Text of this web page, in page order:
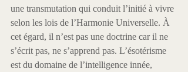
une transmutation qui conduit l’initié à vivre
selon les lois de l’Harmonie Universelle. À
cet égard, il n’est pas une doctrine car il ne
s’écrit pas, ne s’apprend pas. L’ésotérisme
est du domaine de l’intelligence innée,